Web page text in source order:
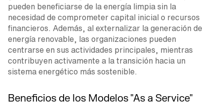
pueden beneficiarse de la energía limpia sin la
necesidad de comprometer capital inicial o recursos
financieros. Además, al externalizar la generación de
energía renovable, las organizaciones pueden
centrarse en sus actividades principales, mientras
contribuyen activamente a la transición hacia un
sistema energético más sostenible.
Beneficios de los Modelos "As a Service"